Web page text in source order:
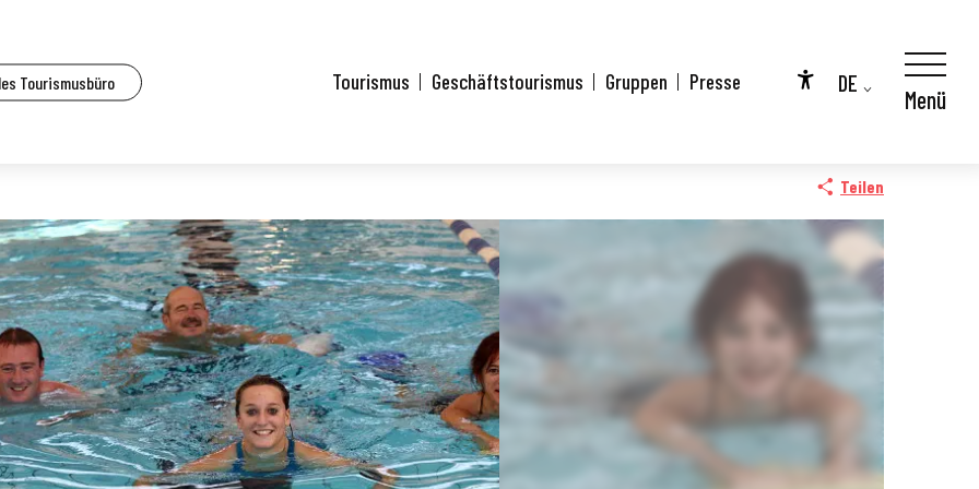
Tourismusbüro
Accessibilité
DE
Tourismus Geschäftstourismus Gruppen Presse
Menü
Teilen